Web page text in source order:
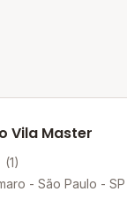
Vila Master
(1)
- São Paulo - SP